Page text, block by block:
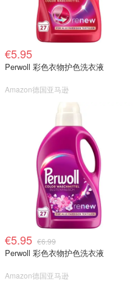
€5.95
Perwoll 彩色衣物护色洗衣液
Amazon德国亚马逊
€5.95 €6.99
Perwoll 彩色衣物护色洗衣液
Amazon德国亚马逊